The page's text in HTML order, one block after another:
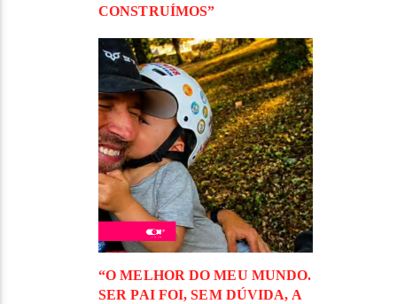
CONSTRUÍMOS”
“O MELHOR DO MEU MUNDO.
SER PAI FOI, SEM DÚVIDA, A